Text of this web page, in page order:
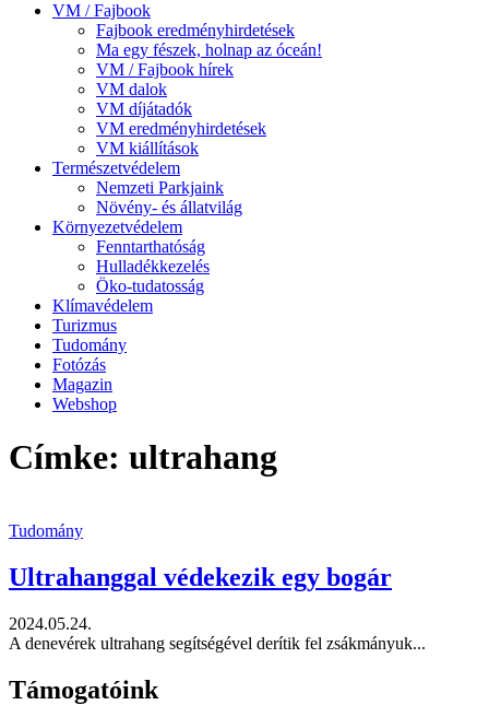
VM / Fajbook
Fajbook eredményhirdetések
Ma egy fészek, holnap az óceán!
VM / Fajbook hírek
VM dalok
VM díjátadók
VM eredményhirdetések
VM kiállítások
Természetvédelem
Nemzeti Parkjaink
Növény- és állatvilág
Környezetvédelem
Fenntarthatóság
Hulladékkezelés
Öko-tudatosság
Klímavédelem
Turizmus
Tudomány
Fotózás
Magazin
Webshop
Címke: ultrahang
Tudomány
Ultrahanggal védekezik egy bogár
2024.05.24.
A denevérek ultrahang segítségével derítik fel zsákmányuk...
Támogatóink